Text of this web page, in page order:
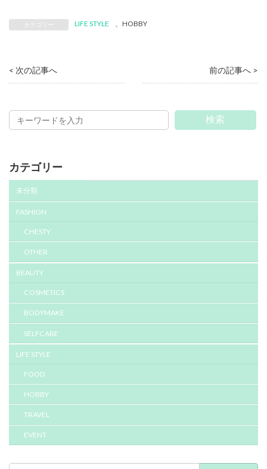
カテゴリー LIFE STYLE HOBBY
< 次の記事へ 前の記事へ >
検索
カテゴリー
未分類
FASHION
CHESTY
OTHER
BEAUTY
COSMETICS
BODYMAKE
SELFCARE
LIFE STYLE
FOOD
HOBBY
TRAVEL
EVENT